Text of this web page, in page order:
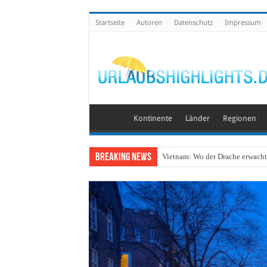
Startseite Autoren Datenschutz Impressum
Kontinente Länder Regionen
Breaking News Vietnam: Wo der Drache
Wo lohnt sich Urlaub auf dem